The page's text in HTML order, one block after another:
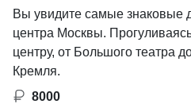
Вы увидите самые знаковые
центра Москвы.
центру, от Большого театра
Кремля.
8000